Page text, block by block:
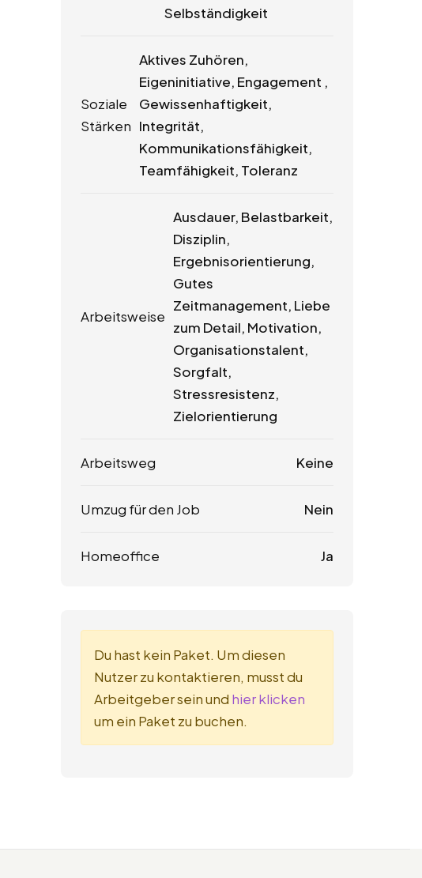
Selbständigkeit
Soziale
Stärken
Aktives Zuhören,
Eigeninitiative, Engagement ,
Gewissenhaftigkeit,
Integrität,
Kommunikationsfähigkeit,
Teamfähigkeit, Toleranz
Arbeitsweise
Ausdauer, Belastbarkeit,
Disziplin,
Ergebnisorientierung,
Gutes
Zeitmanagement, Liebe
zum Detail, Motivation,
Organisationstalent,
Sorgfalt,
Stressresistenz,
Zielorientierung
Arbeitsweg Keine
Umzug für den Job Nein
Homeoffice Ja
Du hast kein Paket. Um diesen
Nutzer zu kontaktieren, musst du
Arbeitgeber sein und hier klicken
um ein Paket zu buchen.